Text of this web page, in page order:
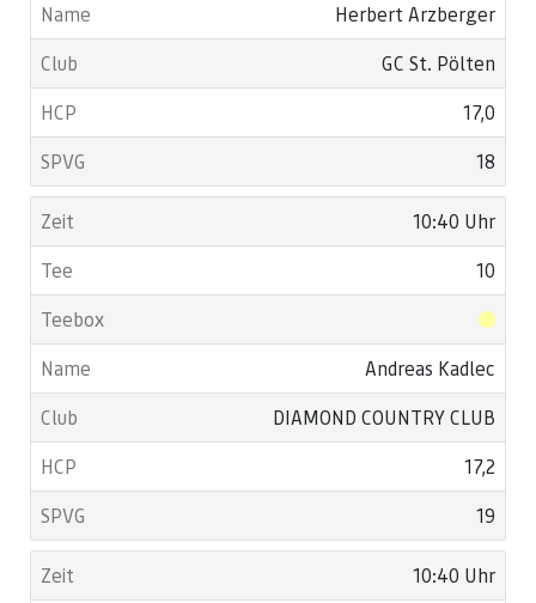
Herbert Arzberger
GC St. Pölten
17,0
18
10:40 Uhr
10
Andreas Kadlec
DIAMOND COUNTRY CLUB
17,2
19
10:40 Uhr